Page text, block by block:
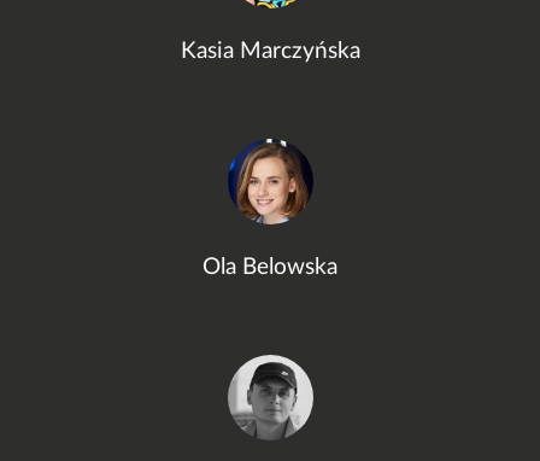
Kasia Marczyńska
Ola Belowska